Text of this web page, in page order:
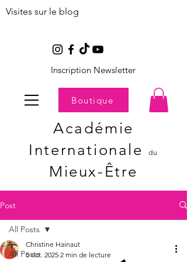
Visites sur le blog
Inscription Newsletter
Boutique
Académie
Internationaledu
Mieux-Être
Post
All Posts
All Posts
Christine Hainaut
5 oct. 2025 2 min de lecture